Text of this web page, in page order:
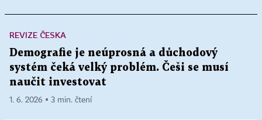
REVIZE ČESKA
Demografie je neúprosná a důchodový
systém čeká velký problém. Češi se musí
naučit investovat
1. 6. 2026 ▪ 3 min. čtení